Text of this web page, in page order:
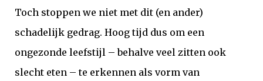
Toch stoppen we niet met dit (en ander)
schadelijk gedrag. Hoog tijd dus om een
ongezonde leefstijl – behalve veel zitten ook
slecht eten – te erkennen als vorm van